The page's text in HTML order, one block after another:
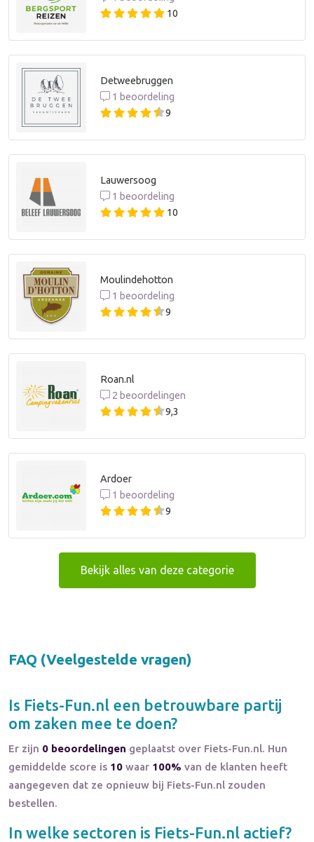
10
Detweebruggen
1 beoordeling
9
Lauwersoog
1 beoordeling
10
Moulindehotton
1 beoordeling
9
Roan.nl
2 beoordelingen
9,3
Ardoer
1 beoordeling
9
Bekijk alles van deze categorie
FAQ (Veelgestelde vragen)
Is Fiets-Fun.nl een betrouwbare partij
om zaken mee te doen?
Er zijn 0 beoordelingen geplaatst over Fiets-Fun.nl. Hun
gemiddelde score is 10 waar 100% van de klanten heeft
aangegeven dat ze opnieuw bij Fiets-Fun.nl zouden
bestellen.
In welke sectoren is Fiets-Fun.nl actief?